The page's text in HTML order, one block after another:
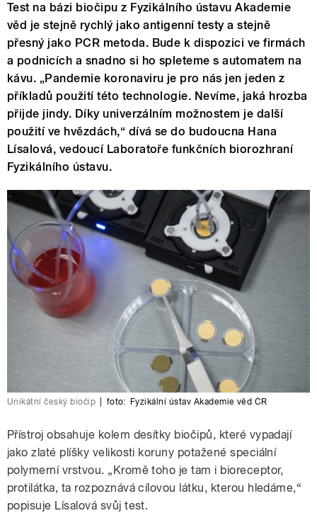
Test na bázi biočipu z Fyzikálního ústavu Akademie
věd je stejně rychlý jako antigenní testy a stejně
přesný jako PCR metoda. Bude k dispozici ve firmách
a podnicích a snadno si ho spleteme s automatem na
kávu. „Pandemie koronaviru je pro nás jen jeden z
příkladů použití této technologie. Nevíme, jaká hrozba
přijde jindy. Díky univerzálním možnostem je další
použití ve hvězdách,“ dívá se do budoucna Hana
Lísalová, vedoucí Laboratoře funkčních biorozhraní
Fyzikálního ústavu.
Unikátní český biočip foto: Fyzikální ústav Akademie věd ČR
Přístroj obsahuje kolem desítky biočipů, které vypadají
jako zlaté plíšky velikosti koruny potažené speciální
polymerní vrstvou. „Kromě toho je tam i bioreceptor,
protilátka, ta rozpoznává cílovou látku, kterou hledáme,“
popisuje Lísalová svůj test.